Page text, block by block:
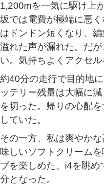
1,200mを一気に駆け上
坂では電費が極端に悪
はドンドン短くなり、
溢れた声が漏れた。だ
い。気持ちよくアクセル
約40分の走行で目的地
ッテリー残量は大幅に
を切った。帰りの心配
していた。
その一方、私は爽やか
味しいソフトクリーム
ブを楽しめた。i4を眺
分となった。